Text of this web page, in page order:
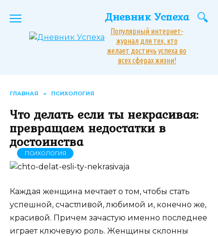
Дневник Успеха
Популярный интернет-
журнал для тех, кто
желает достичь успеха во
всех сферах жизни!
ГЛАВНАЯ » ПСИХОЛОГИЯ
Что делать если ты некрасивая:
превращаем недостатки в
достоинства
ПСИХОЛОГИЯ
Каждая женщина мечтает о том, чтобы стать
успешной, счастливой, любимой и, конечно же,
красивой. Причем зачастую именно последнее
играет ключевую роль. Женщины склонны